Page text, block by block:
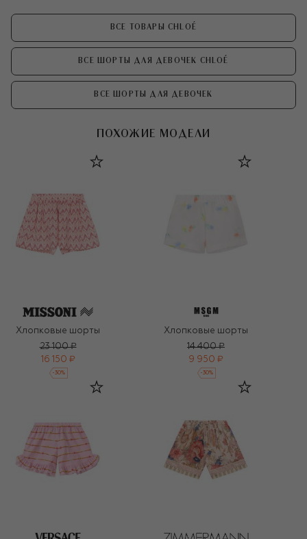
ВСЕ ТОВАРЫ CHLOÉ
ВСЕ ШОРТЫ ДЛЯ ДЕВОЧЕК CHLOÉ
ВСЕ ШОРТЫ ДЛЯ ДЕВОЧЕК
ПОХОЖИЕ МОДЕЛИ
Хлопковые шорты
23 100 ₽
16 150 ₽
-30%
Хлопковые шорты
14 400 ₽
9 950 ₽
-30%